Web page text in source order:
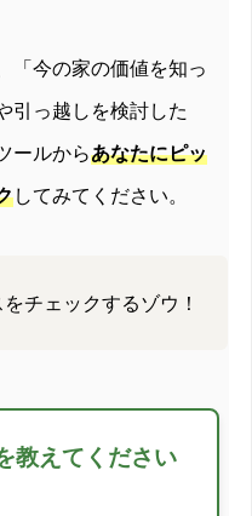
「今の家の価値を知っ
引っ越しを検討した
ールからあなたにピッ
してみてください。
チェックするゾウ！
教えてください